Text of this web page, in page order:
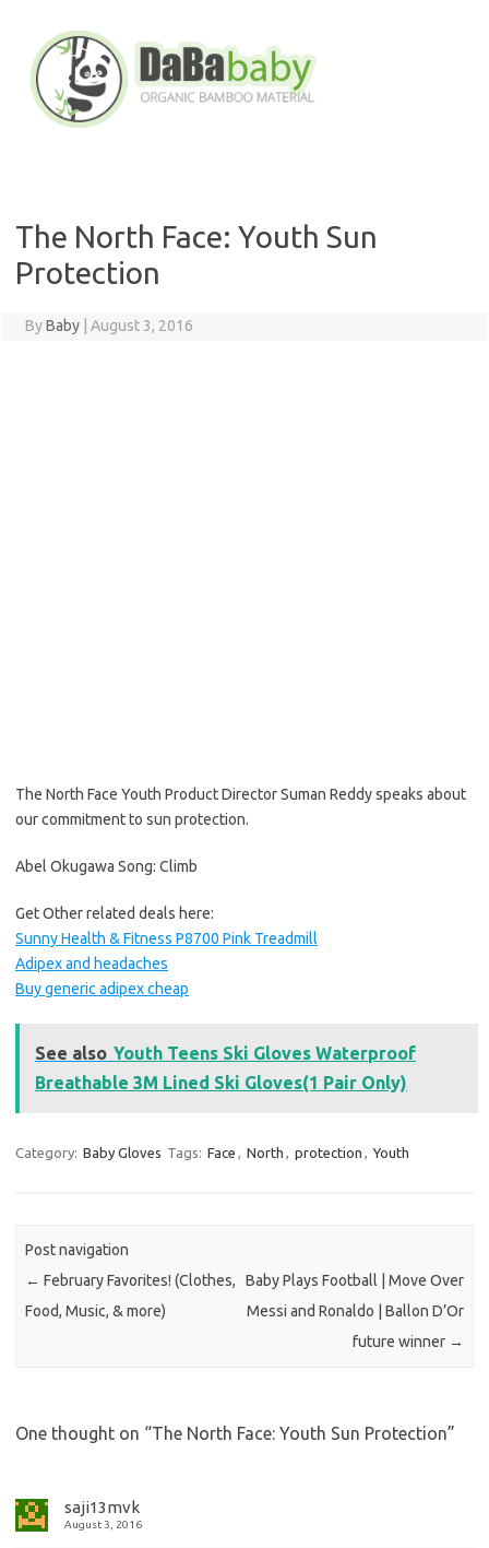
content
The North Face: Youth Sun
Protection
ByBaby August 3, 2016
The North Face Youth Product Director Suman Reddy speaks about
our commitment to sun protection.
Abel Okugawa Song: Climb
Get Other related deals here:
Sunny Health & Fitness P8700 Pink Treadmill
Adipex and headaches
Buy generic adipex cheap
See also Youth Teens Ski Gloves Waterproof
Breathable 3M Lined Ski Gloves(1 Pair Only)
Category: Baby Gloves Tags: Face , North , protection , Youth
Post navigation
← February Favorites! (Clothes,
Food, Music, & more)
Baby Plays Football | Move Over
Messi and Ronaldo | Ballon D’Or
future winner →
One thought on “The North Face: Youth Sun Protection”
saji13mvk
August 3, 2016